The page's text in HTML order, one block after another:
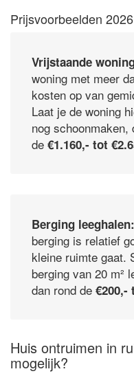
Prijsvoorbeelden 2026
Vrijstaande
woning met meer
kosten op van
Laat je de woning
nog
de €1.160,- tot
Berging leeghalen:
berging is relatief
kleine ruimte gaat.
berging van 20 m²
dan rond de €200,-
Huis ontruimen in
mogelijk?